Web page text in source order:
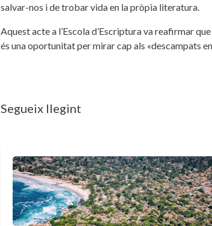
salvar-nos i de trobar vida en la pròpia literatura.
Aquest acte a l’Escola d’Escriptura va reafirmar
és una oportunitat per mirar cap als «descampats
Segueix llegint